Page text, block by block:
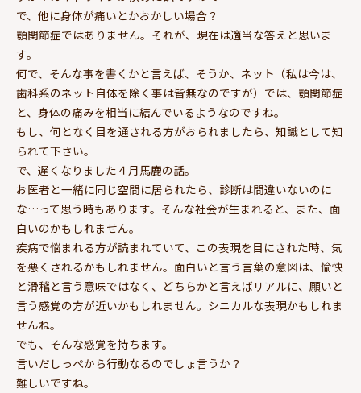
で、他に身体が痛いとかおかしい場合？
顎関節症ではありません。それが、現在は適当な答えと思いま
す。
何で、そんな事を書くかと言えば、そうか、ネット（私は今は、
歯科系のネット自体を除く事は皆無なのですが）では、顎関節症
と、身体の痛みを相当に結んでいるようなのですね。
もし、何となく目を通される方がおられましたら、知識として知
られて下さい。
で、遅くなりました４月馬鹿の話。
お医者と一緒に同じ空間に居られたら、診断は間違いないのに
な…って思う時もあります。そんな社会が生まれると、また、面
白いのかもしれません。
疾病で悩まれる方が読まれていて、この表現を目にされた時、気
を悪くされるかもしれません。面白いと言う言葉の意図は、愉快
と滑稽と言う意味ではなく、どちらかと言えばリアルに、願いと
言う感覚の方が近いかもしれません。シニカルな表現かもしれま
せんね。
でも、そんな感覚を持ちます。
言いだしっぺから行動なるのでしょ言うか？
難しいですね。